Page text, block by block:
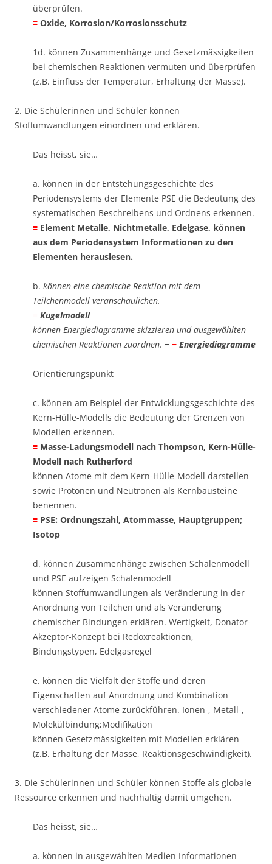
überprüfen. ​
≡ Oxide, Korrosion/Korrosionsschutz
1d. können Zusammenhänge und Gesetzmässigkeiten
bei chemischen Reaktionen vermuten und überprüfen
(z.B. Einfluss der Temperatur, Erhaltung der Masse).
2. Die Schülerinnen und Schüler können
Stoffumwandlungen einordnen und erklären.
Das heisst, sie…
a. können in der Entstehungsgeschichte des
Periodensystems der Elemente PSE die Bedeutung des
systematischen Beschreibens und Ordnens erkennen. ​
≡ Element Metalle, Nichtmetalle, Edelgase, können
aus dem Periodensystem Informationen zu den
Elementen herauslesen.
b. können eine chemische Reaktion mit dem
Teilchenmodell veranschaulichen. ​
≡ Kugelmodell
können Energiediagramme skizzieren und ausgewählten
chemischen Reaktionen zuordnen. ​ ≡ ≡ Energiediagramme
Orientierungspunkt
c. können am Beispiel der Entwicklungsgeschichte des
Kern-Hülle-Modells die Bedeutung der Grenzen von
Modellen erkennen. ​
≡ Masse-Ladungsmodell nach Thompson, Kern-Hülle-
Modell nach Rutherford
können Atome mit dem Kern-Hülle-Modell darstellen
sowie Protonen und Neutronen als Kernbausteine
benennen.
≡ ​PSE: Ordnungszahl, Atommasse, Hauptgruppen;
Isotop
d. können Zusammenhänge zwischen Schalenmodell
und PSE aufzeigen ​Schalenmodell
können Stoffumwandlungen als Veränderung in der
Anordnung von Teilchen und als Veränderung
chemischer Bindungen erklären. ​Wertigkeit, Donator-
Akzeptor-Konzept bei Redoxreaktionen,
Bindungstypen, Edelgasregel
e. können die Vielfalt der Stoffe und deren
Eigenschaften auf Anordnung und Kombination
verschiedener Atome zurückführen. ​Ionen-, Metall-,
Molekülbindung;Modifikation
können Gesetzmässigkeiten mit Modellen erklären
(z.B. Erhaltung der Masse, Reaktionsgeschwindigkeit).
3. Die Schülerinnen und Schüler können Stoffe als globale
Ressource erkennen und nachhaltig damit umgehen.
Das heisst, sie…
a. können in ausgewählten Medien Informationen